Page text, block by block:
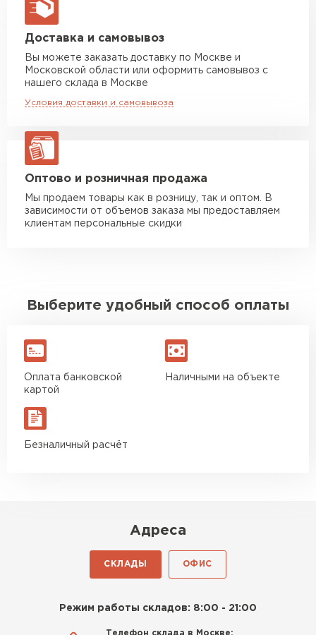
макс. длина груза 13,5 м
Манипулятор до 5 тн
Манипулятор до 10 тн
макс. длина груза 8 м
макс. длина груза 13,5 м
ЗАКАЗАТЬ С ДОСТАВКОЙ
Доставка и самовывоз
Вы можете заказать доставку по Москве и
Московской области или оформить самовывоз с
нашего склада в Москве
Условия доставки и самовывоза
Оптово и розничная продажа
Мы продаем товары как в розницу, так и оптом. В
зависимости от объемов заказа мы предоставляем
клиентам персональные скидки
Выберите удобный способ оплаты
Оплата банковской
картой
Наличными на объекте
Безналичный расчёт
Адреса
СКЛАДЫ ОФИС
Режим работы складов: 8:00 - 21:00